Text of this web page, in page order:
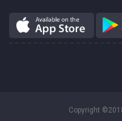
Copyright